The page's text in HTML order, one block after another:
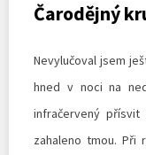
Čarodějný
Nevylučoval jsem
hned v noci na
infračervený
zahaleno tmou.